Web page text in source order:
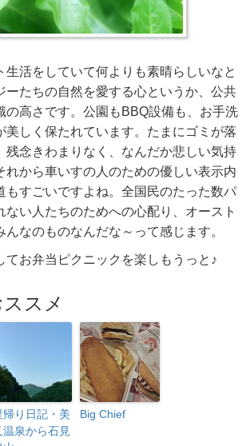
生活をしていて何よりも素晴らしいなと
ーたちの自然を愛する心というか、公共
の高さです。公園もBBQ設備も、お手洗
美しく保たれています。たまにゴミが落
残念きわまりなく、なんだか悲しい気持
れから車いすの人のための優しい表示内
もすごいですよね。全国民のたった数パ
ない人たちのためへの心配り、オースト
んなのものなんだな～って感じます。
てお弁当ピクニックを楽しもうっと♪
スメ
帰り日記・美
温泉から石見
Big Chief